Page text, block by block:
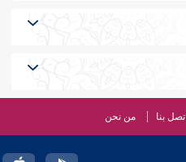
اتصل بنا من نحن